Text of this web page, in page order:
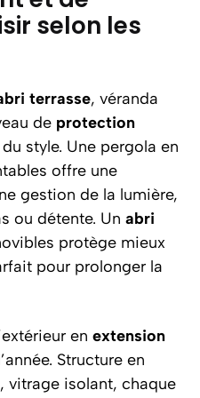
selon les
terrasse, véranda
de protection
style. Une pergola en
offre une
gestion de la lumière,
ou détente. Un abri
protège mieux
pour prolonger la
en extension
Structure en
vitrage isolant, chaque